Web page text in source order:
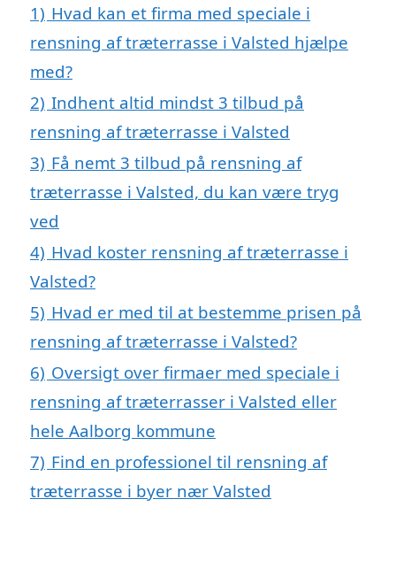
1) Hvad kan et firma med speciale i
rensning af træterrasse i Valsted hjælpe
med?
2) Indhent altid mindst 3 tilbud på
rensning af træterrasse i Valsted
3) Få nemt 3 tilbud på rensning af
træterrasse i Valsted, du kan være tryg
ved
4) Hvad koster rensning af træterrasse i
Valsted?
5) Hvad er med til at bestemme prisen på
rensning af træterrasse i Valsted?
6) Oversigt over firmaer med speciale i
rensning af træterrasser i Valsted eller
hele Aalborg kommune
7) Find en professionel til rensning af
træterrasse i byer nær Valsted